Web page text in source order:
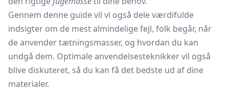
Gennem denne guide vil vi også dele værdifulde
indsigter om de mest almindelige fejl, folk begår, når
de anvender tætningsmasser, og hvordan du kan
undgå dem. Optimale anvendelsesteknikker vil også
blive diskuteret, så du kan få det bedste ud af dine
materialer.